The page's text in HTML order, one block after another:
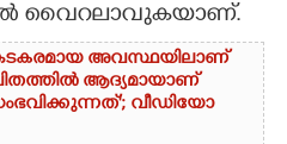
വൈറലാവുകയാണ്.
അവസ്ഥയിലാണ്
ആദ്യമായാണ്
വീഡിയോ